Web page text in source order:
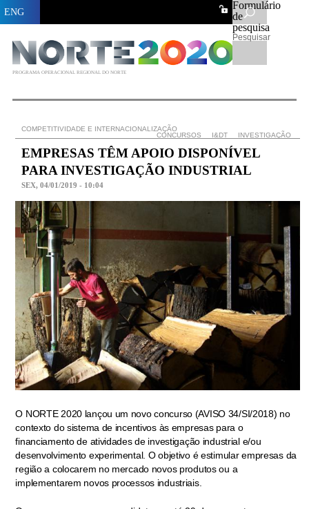
Formulário
de
pesquisa
Pesquisar
PROGRAMA OPERACIONAL REGIONAL DO NORTE
ENG
COMPETITIVIDADE E INTERNACIONALIZAÇÃO
CONCURSOS
I&DT INVESTIGAÇÃO
EMPRESAS TÊM APOIO DISPONÍVEL
PARA INVESTIGAÇÃO INDUSTRIAL
SEX, 04/01/2019 - 10:04
O NORTE 2020 lançou um novo concurso (AVISO 34/SI/2018) no
contexto do sistema de incentivos às empresas para o
financiamento de atividades de investigação industrial e/ou
desenvolvimento experimental. O objetivo é estimular empresas da
região a colocarem no mercado novos produtos ou a
implementarem novos processos industriais.